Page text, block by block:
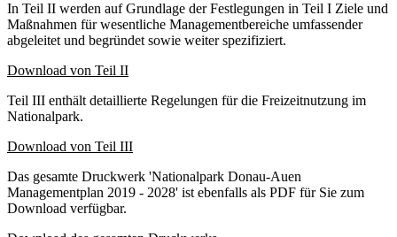
In Teil II werden auf Grundlage der Festlegungen in Teil I Ziele und
Maßnahmen für wesentliche Managementbereiche umfassender
abgeleitet und begründet sowie weiter spezifiziert.
Download von Teil II
Teil III enthält detaillierte Regelungen für die Freizeitnutzung im
Nationalpark.
Download von Teil III
Das gesamte Druckwerk 'Nationalpark Donau-Auen
Managementplan 2019 - 2028' ist ebenfalls als PDF für Sie zum
Download verfügbar.